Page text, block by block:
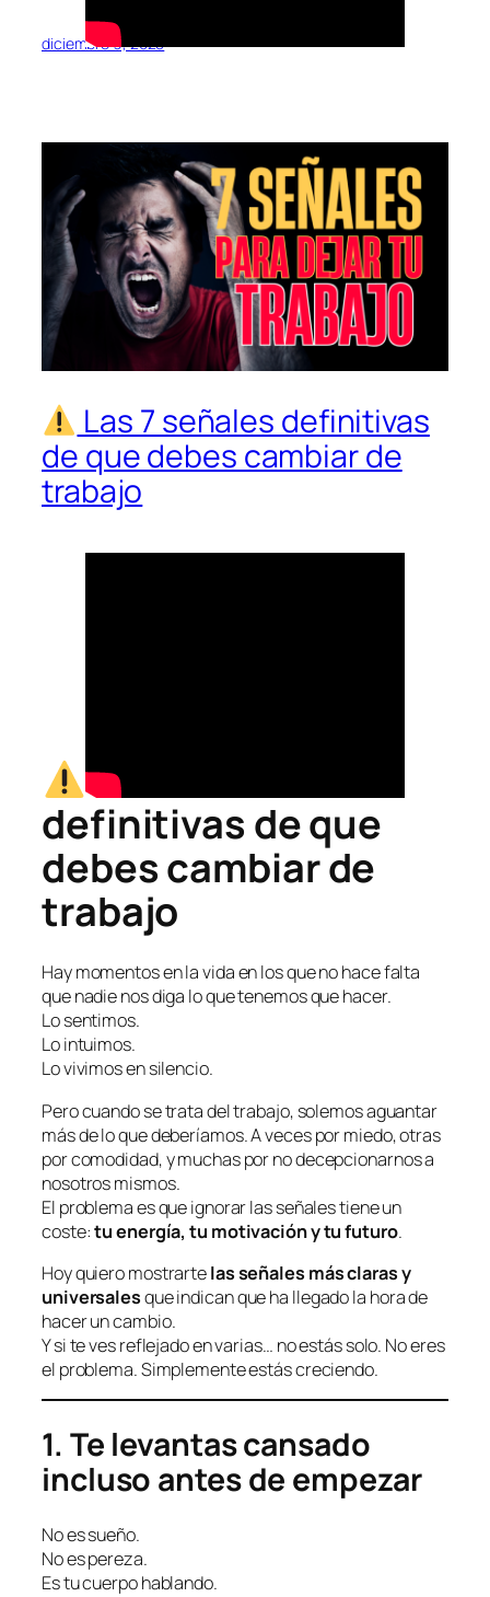
diciembre 9, 2025
Las 7 señales definitivas
de que debes cambiar de
trabajo
Las 7 señales
definitivas de que
debes cambiar de
trabajo
Hay momentos en la vida en los que no hace falta
que nadie nos diga lo que tenemos que hacer.
Lo sentimos.
Lo intuimos.
Lo vivimos en silencio.
Pero cuando se trata del trabajo, solemos aguantar
más de lo que deberíamos. A veces por miedo, otras
por comodidad, y muchas por no decepcionarnos a
nosotros mismos.
El problema es que ignorar las señales tiene un
coste:tu energía, tu motivación y tu futuro.
Hoy quiero mostrartelas señales más claras y
universalesque indican que ha llegado la hora de
hacer un cambio.
Y si te ves reflejado en varias… no estás solo. No eres
el problema. Simplemente estás creciendo.
1. Te levantas cansado
incluso antes de empezar
No es sueño.
No es pereza.
Es tu cuerpo hablando.